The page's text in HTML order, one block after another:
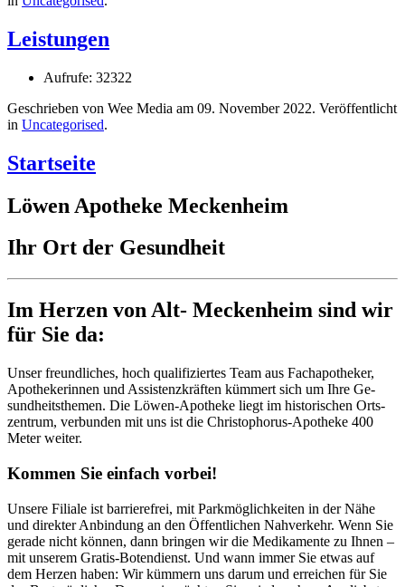
Leistungen
Aufrufe: 32322
Geschrieben von Wee Media am 09. November 2022. Veröffentlicht
in Uncategorised.
Startseite
Löwen Apotheke Meckenheim
Ihr Ort der Gesundheit
Im Herzen von Alt- Mecken­heim sind wir
für Sie da:
Unser freundliches, hoch qualifiziertes Team aus Fachapotheker,
Apothekerinnen und Assistenz­kräften kümmert sich um Ihre Ge­
sund­heitsthemen. Die Löwen-Apotheke liegt im historischen Orts­
zentrum, verbunden mit uns ist die Christophorus-Apotheke 400
Meter weiter.
Kommen Sie einfach vorbei!
Unsere Filiale ist barrierefrei, mit Park­möglichkeiten in der Nähe
und direkter An­bin­dung an den Öffentlichen Nahverkehr. Wenn Sie
gerade nicht können, dann bringen wir die Medikamente zu Ihnen –
mit unserem Gratis-Botendienst. Und wann immer Sie etwas auf
dem Herzen haben: Wir kümmern uns darum und erreichen für Sie